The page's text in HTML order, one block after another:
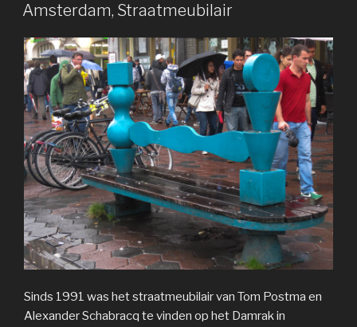
OP
Amsterdam, Straatmeubilair
Sinds 1991 was het straatmeubilair van Tom Postma en
Alexander Schabracq te vinden op het Damrak in